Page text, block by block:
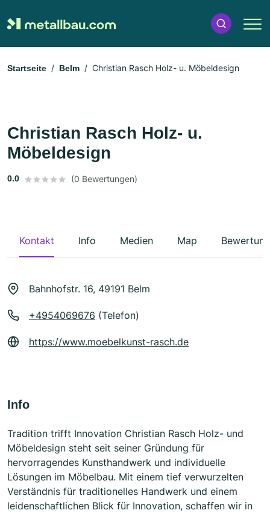
Startseite Belm Christian Rasch Holz- u. Möbeldesign
Christian Rasch Holz- u.
Möbeldesign
0.0 (0 Bewertungen)
Kontakt Info Medien Map
Bahnhofstr. 16, 49191 Belm
+4954069676 (Telefon)
https://www.moebelkunst-rasch.de
Info
Tradition trifft Innovation Christian Rasch Holz- und
Möbeldesign steht seit seiner Gründung für
hervorragendes Kunsthandwerk und individuelle
Lösungen im Möbelbau. Mit einem tief verwurzelten
Verständnis für traditionelles Handwerk und einem
leidenschaftlichen Blick für Innovation, schaffen wir in